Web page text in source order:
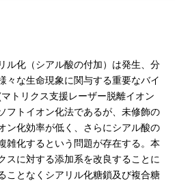
ル化（シアル酸の付加）は発生、分
々な生命現象に関与する重要なバイ
トリクス支援レーザー脱離イオン
フトイオン化法であるが、未修飾の
ン化効率が低く、さらにシアル酸の
雑化するという問題が存在する。本
スに対する添加系を改良することに
ことなくシアリル化糖鎖及び複合糖